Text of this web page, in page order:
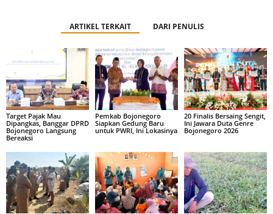
ARTIKEL TERKAIT DARI PENULIS
Target Pajak Mau
Dipangkas, Banggar DPRD
Bojonegoro Langsung
Bereaksi
Pemkab Bojonegoro
Siapkan Gedung Baru
untuk PWRI, Ini Lokasinya
20 Finalis Bersaing Sengit,
Ini Jawara Duta Genre
Bojonegoro 2026